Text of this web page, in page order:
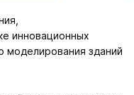
инновационных
моделирования зданий